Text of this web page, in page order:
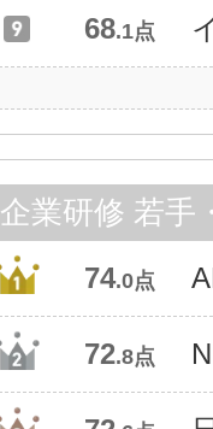
68.1点
企業研修 若手
74.0点
72.8点